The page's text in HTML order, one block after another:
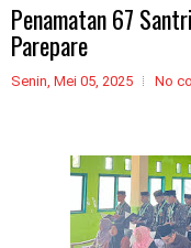
Penamatan 67
Parepare
Senin, Mei 05, 2025 No